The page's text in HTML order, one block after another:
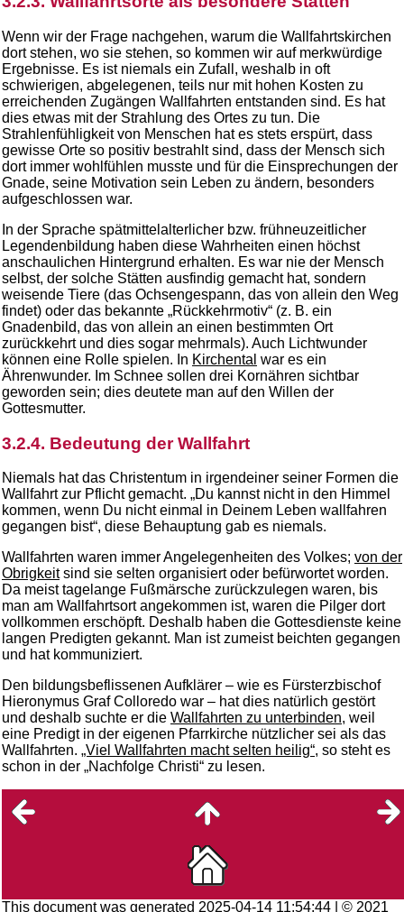
Wenn wir der Frage nachgehen, warum die Wallfahrtskirchen
dort stehen, wo sie stehen, so kommen wir auf merkwürdige
Ergebnisse. Es ist niemals ein Zufall, weshalb in oft
schwierigen, abgelegenen, teils nur mit hohen Kosten zu
erreichenden Zugängen Wallfahrten entstanden sind. Es hat
dies etwas mit der Strahlung des Ortes zu tun. Die
Strahlenfühligkeit von Menschen hat es stets erspürt, dass
gewisse Orte so positiv bestrahlt sind, dass der Mensch sich
dort immer wohlfühlen musste und für die Einsprechungen der
Gnade, seine Motivation sein Leben zu ändern, besonders
aufgeschlossen war.
In der Sprache spätmittelalterlicher bzw. frühneuzeitlicher
Legendenbildung haben diese Wahrheiten einen höchst
anschaulichen Hintergrund erhalten. Es war nie der Mensch
selbst, der solche Stätten ausfindig gemacht hat, sondern
weisende Tiere (das Ochsengespann, das von allein den Weg
findet) oder das bekannte „Rückkehrmotiv“ (z. B. ein
Gnadenbild, das von allein an einen bestimmten Ort
zurückkehrt und dies sogar mehrmals). Auch Lichtwunder
können eine Rolle spielen. In Kirchental war es ein
Ährenwunder. Im Schnee sollen drei Kornähren sichtbar
geworden sein; dies deutete man auf den Willen der
Gottesmutter.
3.2.4. Bedeutung der Wallfahrt
Niemals hat das Christentum in irgendeiner seiner Formen die
Wallfahrt zur Pflicht gemacht. „Du kannst nicht in den Himmel
kommen, wenn Du nicht einmal in Deinem Leben wallfahren
gegangen bist“, diese Behauptung gab es niemals.
Wallfahrten waren immer Angelegenheiten des Volkes; von der
Obrigkeitsind sie selten organisiert oder befürwortet worden.
Da meist tagelange Fußmärsche zurückzulegen waren, bis
man am Wallfahrtsort angekommen ist, waren die Pilger dort
vollkommen erschöpft. Deshalb haben die Gottesdienste keine
langen Predigten gekannt. Man ist zumeist beichten gegangen
und hat kommuniziert.
Den bildungsbeflissenen Aufklärer – wie es Fürsterzbischof
Hieronymus Graf Colloredo war – hat dies natürlich gestört
und deshalb suchte er die Wallfahrten zu unterbinden, weil
eine Predigt in der eigenen Pfarrkirche nützlicher sei als das
Wallfahrten. „Viel Wallfahrten macht selten heilig“, so steht es
schon in der „Nachfolge Christi“ zu lesen.
This document was generated 2025-04-14 11:54:44 | © 2021